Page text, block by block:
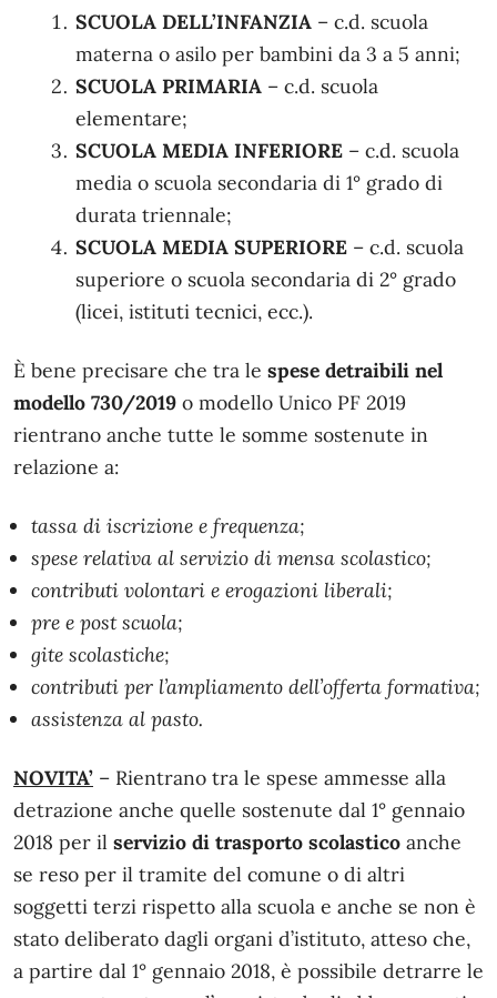
SCUOLA DELL’INFANZIA – c.d. scuola
materna o asilo per bambini da 3 a 5 anni;
SCUOLA PRIMARIA – c.d. scuola
elementare;
SCUOLA MEDIA INFERIORE – c.d. scuola
media o scuola secondaria di 1° grado di
durata triennale;
SCUOLA MEDIA SUPERIORE – c.d. scuola
superiore o scuola secondaria di 2° grado
(licei, istituti tecnici, ecc.).
È bene precisare che tra le spese detraibili nel
modello 730/2019 o modello Unico PF 2019
rientrano anche tutte le somme sostenute in
relazione a:
tassa di iscrizione e frequenza;
spese relativa al servizio di mensa scolastico;
contributi volontari e erogazioni liberali;
pre e post scuola;
gite scolastiche;
contributi per l’ampliamento dell’offerta formativa;
assistenza al pasto.
NOVITA’ – Rientrano tra le spese ammesse alla
detrazione anche quelle sostenute dal 1° gennaio
2018 per il servizio di trasporto scolastico anche
se reso per il tramite del comune o di altri
soggetti terzi rispetto alla scuola e anche se non è
stato deliberato dagli organi d’istituto, atteso che,
a partire dal 1° gennaio 2018, è possibile detrarre le